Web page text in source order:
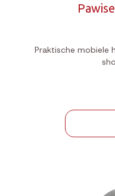
Praktische mobiele